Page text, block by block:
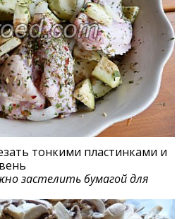
тонкими пластинками и
застелить бумагой для